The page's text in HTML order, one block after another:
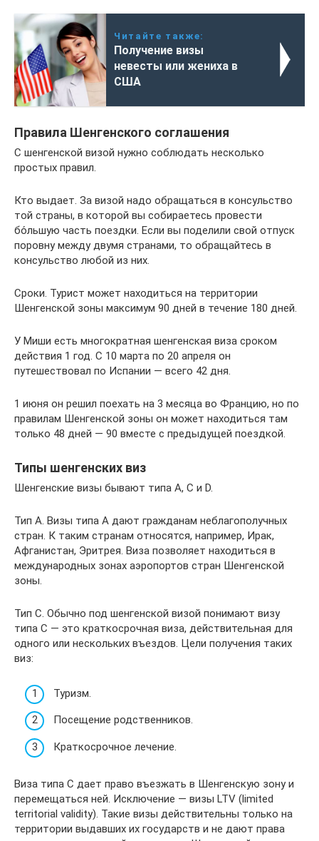
Читайте также:
Получение визы
невесты или жениха в
США
Правила Шенгенского соглашения
С шенгенской визой нужно соблюдать несколько
простых правил.
Кто выдает. За визой надо обращаться в консульство
той страны, в которой вы собираетесь провести
бо́льшую часть поездки. Если вы поделили свой отпуск
поровну между двумя странами, то обращайтесь в
консульство любой из них.
Сроки. Турист может находиться на территории
Шенгенской зоны максимум 90 дней в течение 180 дней.
У Миши есть многократная шенгенская виза сроком
действия 1 год. С 10 марта по 20 апреля он
путешествовал по Испании — всего 42 дня.
1 июня он решил поехать на 3 месяца во Францию, но по
правилам Шенгенской зоны он может находиться там
только 48 дней — 90 вместе с предыдущей поездкой.
Типы шенгенских виз
Шенгенские визы бывают типа А, С и D.
Тип А. Визы типа A дают гражданам неблагополучных
стран. К таким странам относятся, например, Ирак,
Афганистан, Эритрея. Виза позволяет находиться в
международных зонах аэропортов стран Шенгенской
зоны.
Тип С. Обычно под шенгенской визой понимают визу
типа C — это краткосрочная виза, действительная для
одного или нескольких въездов. Цели получения таких
виз:
Туризм.
Посещение родственников.
Краткосрочное лечение.
Виза типа С дает право въезжать в Шенгенскую зону и
перемещаться ней. Исключение — визы LTV (limited
territorial validity). Такие визы действительны только на
территории выдавших их государств и не дают права